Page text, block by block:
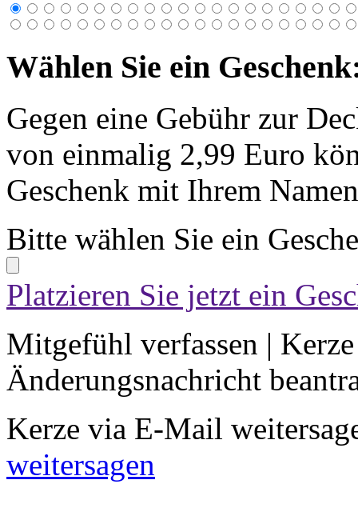
Wählen Sie ein
Gegen eine Gebühr zur
von einmalig 2,99 Euro
Geschenk mit Ihrem
Bitte wählen Sie ein
Platzieren Sie jetzt ein
Mitgefühl verfassen |
Änderungsnachricht
Kerze via E-Mail
weitersagen